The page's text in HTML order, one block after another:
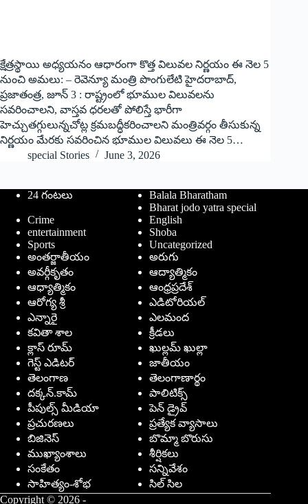
క్షేత్రస్థాయి అధ్యయనం ఆధారంగా కొత్త విలువల నిర్ణయం ఈ నెల 5
నుంచి అమలు: – రెవెన్యూ మంత్రి పొంగులేటి హైదరాబాద్,
ప్రజాతంత్ర, జూన్ 3 : రాష్ట్రంలో భూముల విలువలను
సవరించాలని, వాస్తవ ధరలతో పోలిస్తే భారీగా
హెచ్చుతగ్గులున్నచోట్ల క్రమబద్ధీకరించాలని మంత్రివర్గం తీసుకున్న
నిర్ణయం మేరకు సవరించిన భూముల విలువలు ఈ నెల 5…
special Stories
June 3, 2026
24 గంటలు
Balala Bharatham
Bharat jodo yatra special
Crime
English
entertainment
Shoba
Sports
Uncategorized
అంతర్జాతీయం
అరుగు
అవర్గీకృతం
ఆద్యాత్మికం
ఆధ్యాత్మికం
ఆంధ్రప్రదేశ్
ఆరోగ్య శ్రీ
ఎడిటోరియల్
ఎన్నారై
ఎలమంద
కవితా శాల
క్రీడలు
క్లాస్ రూమ్
ఖుల్లమ్ ఖుల్లా
గెస్ట్ ఎడిటర్
జాతీయం
తెలంగాణ
తెలంగాణార్థం
దక్కన్.కామ్
పాలిటిక్స్
పీపుల్స్ ‌మీడియా
పెన్ డ్రైవ్
ప్రచురణలు
ప్రత్యేక వ్యాసాలు
బిజినెస్
బొమ్మా బొరుసు
ముఖ్యాంశాలు
శీర్షికలు
సంకేతం
సన్నివేశం
సాహిత్యం-శోభ
సిల్ సిల
Copyright © 2026 -